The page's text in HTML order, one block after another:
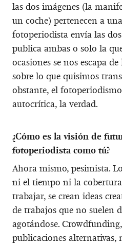
las dos imágenes (la
un coche) pertenecen a
fotoperiodista envía las
publica ambas o solo la
ocasiones se nos escapa
sobre lo que quisimos
obstante, el
autocrítica, la verdad.
¿Cómo es la visión de
fotoperiodista como tú?
Ahora mismo, pesimista.
ni el tiempo ni la
trabajar, se crean ideas
de trabajos que no suelen
agotándose.
publicaciones alternativas,